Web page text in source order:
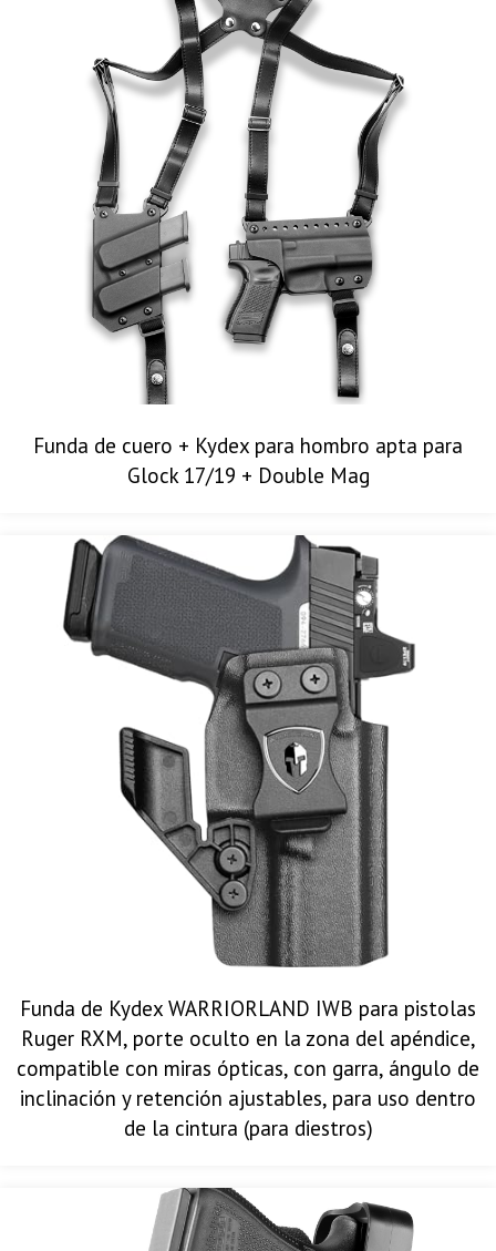
Funda de cuero + Kydex para hombro apta para
Glock 17/19 + Double Mag
Funda de Kydex WARRIORLAND IWB para pistolas
Ruger RXM, porte oculto en la zona del apéndice,
compatible con miras ópticas, con garra, ángulo de
inclinación y retención ajustables, para uso dentro
de la cintura (para diestros)